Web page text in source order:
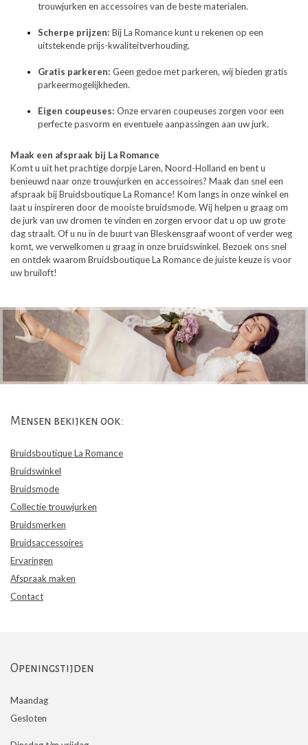
trouwjurken en accessoires van de beste materialen.
Scherpe prijzen: Bij La Romance kunt u rekenen op een
uitstekende prijs-kwaliteitverhouding.
Gratis parkeren: Geen gedoe met parkeren, wij bieden gratis
parkeermogelijkheden.
Eigen coupeuses: Onze ervaren coupeuses zorgen voor een
perfecte pasvorm en eventuele aanpassingen aan uw jurk.
Maak een afspraak bij La Romance
Komt u uit het prachtige dorpje Laren, Noord-Holland en bent u
benieuwd naar onze trouwjurken en accessoires? Maak dan snel een
afspraak bij Bruidsboutique La Romance! Kom langs in onze winkel en
laat u inspireren door de mooiste bruidsmode. Wij helpen u graag om
de jurk van uw dromen te vinden en zorgen ervoor dat u op uw grote
dag straalt. Of u nu in de buurt van Bleskensgraaf woont of verder weg
komt, we verwelkomen u graag in onze bruidswinkel. Bezoek ons snel
en ontdek waarom Bruidsboutique La Romance de juiste keuze is voor
uw bruiloft!
Mensen bekijken ook:
Bruidsboutique La Romance
Bruidswinkel
Bruidsmode
Collectie trouwjurken
Bruidsmerken
Bruidsaccessoires
Ervaringen
Afspraak maken
Contact
Openingstijden
Maandag
Gesloten